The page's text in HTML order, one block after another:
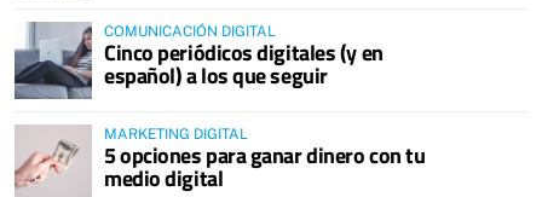
COMUNICACIÓN DIGITAL
Cinco periódicos digitales (y en
español) a los que seguir
MARKETING DIGITAL
5 opciones para ganar dinero con tu
medio digital